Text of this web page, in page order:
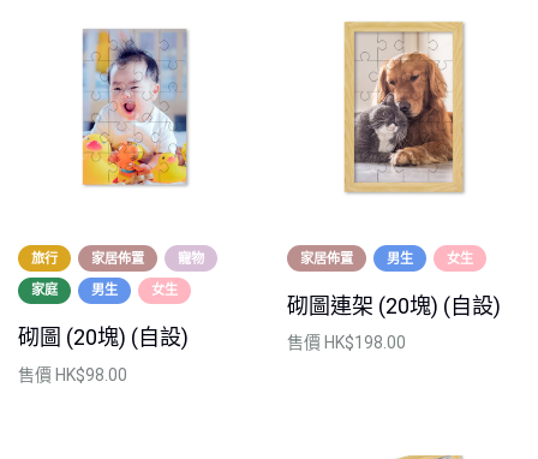
旅行 家居佈置 寵物
家庭 男生 女生
砌圖 (20塊) (自設)
售價 HK$98.00
家居佈置 男生 女生
砌圖連架 (20塊) (自設)
售價 HK$198.00